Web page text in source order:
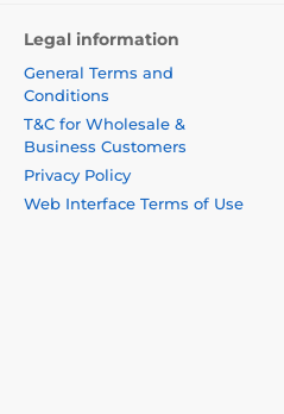
Legal information
General Terms and
Conditions
T&C for Wholesale &
Business Customers
Privacy Policy
Web Interface Terms of Use